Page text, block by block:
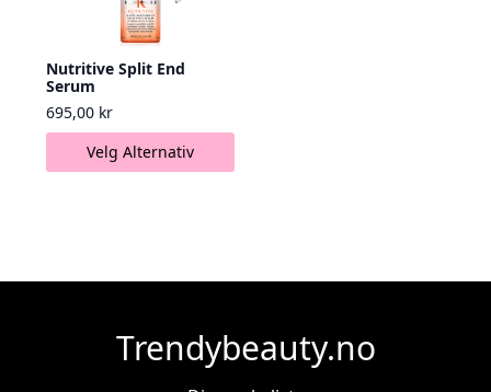
Nutritive Split End
Serum
695,00 kr
Velg Alternativ
Dette
produktet
kan
produktsidenTrendybeauty.no